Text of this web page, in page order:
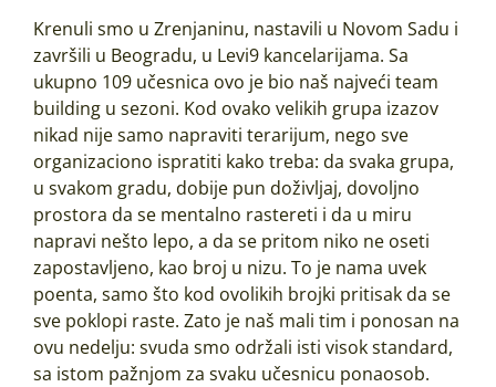
Krenuli smo u Zrenjaninu, nastavili u Novom Sadu i
završili u Beogradu, u Levi9 kancelarijama. Sa
ukupno 109 učesnica ovo je bio naš najveći team
building u sezoni. Kod ovako velikih grupa izazov
nikad nije samo napraviti terarijum, nego sve
organizaciono ispratiti kako treba: da svaka grupa,
u svakom gradu, dobije pun doživljaj, dovoljno
prostora da se mentalno rastereti i da u miru
napravi nešto lepo, a da se pritom niko ne oseti
zapostavljeno, kao broj u nizu. To je nama uvek
poenta, samo što kod ovolikih brojki pritisak da se
sve poklopi raste. Zato je naš mali tim i ponosan na
ovu nedelju: svuda smo održali isti visok standard,
sa istom pažnjom za svaku učesnicu ponaosob.